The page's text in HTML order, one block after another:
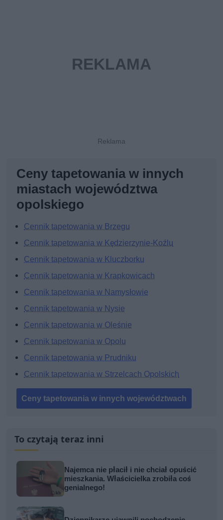
Ceny tapetowania w innych
miastach województwa
opolskiego
Cennik tapetowania w Brzegu
Cennik tapetowania w Kędzierzynie-Koźlu
Cennik tapetowania w Kluczborku
Cennik tapetowania w Krapkowicach
Cennik tapetowania w Namysłowie
Cennik tapetowania w Nysie
Cennik tapetowania w Oleśnie
Cennik tapetowania w Opolu
Cennik tapetowania w Prudniku
Cennik tapetowania w Strzelcach Opolskich
Ceny tapetowania w innych województwach
To czytają teraz inni
Najemca nie płacił i nie chciał opuścić
mieszkania. Właścicielka zrobiła coś
genialnego!